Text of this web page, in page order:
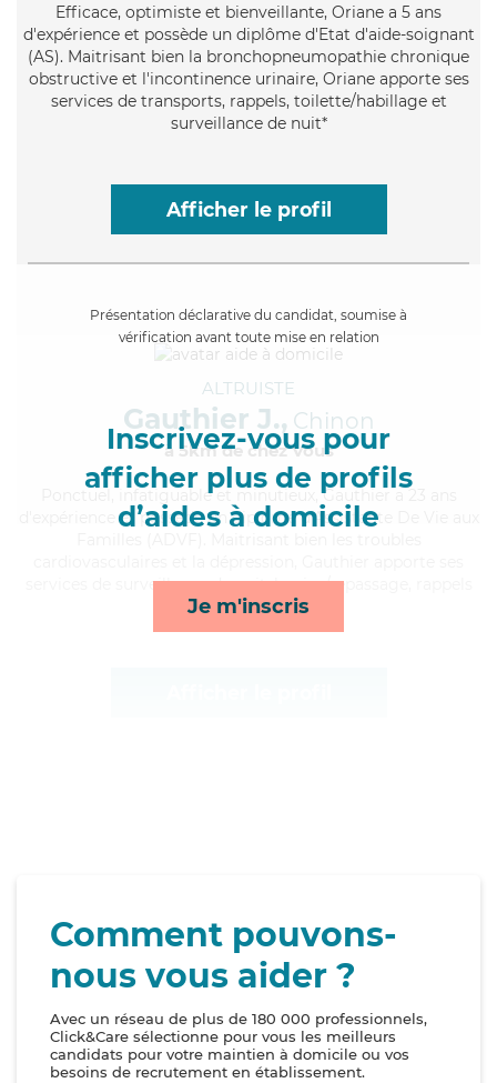
Efficace, optimiste et bienveillante, Oriane a 5 ans
d'expérience et possède un diplôme d'Etat d'aide-soignant
(AS). Maitrisant bien la bronchopneumopathie chronique
obstructive et l'incontinence urinaire, Oriane apporte ses
services de transports, rappels, toilette/habillage et
surveillance de nuit*
Afficher le profil
Présentation déclarative du candidat, soumise à
vérification avant toute mise en relation
Inscrivez-vous pour
afficher plus de profils
d’aides à domicile
Je m'inscris
ALTRUISTE
Gauthier J., Chinon
à 5km de chez Vous
, infatiguable et minutieux, Gauthier a 23 ans
d'expérience et possède un diplôme d'Assistante De Vie aux
services de surveillance de nuit, lessive/repassage, rappels
et courses/livraison*
Comment pouvons-
nous vous aider ?
Avec un réseau de plus de 180 000 professionnels,
Click&Care sélectionne pour vous les meilleurs
candidats pour votre maintien à domicile ou vos
besoins de recrutement en établissement.